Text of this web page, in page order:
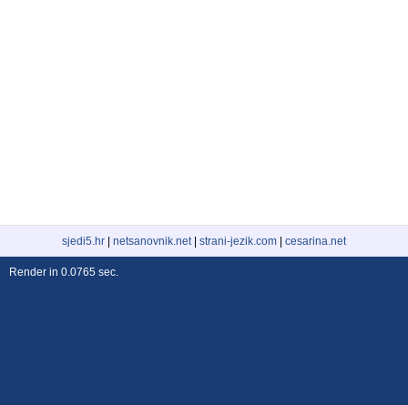
sjedi5.hr netsanovnik.net| strani-jezik.com cesarina.net
Render in 0.0765 sec.